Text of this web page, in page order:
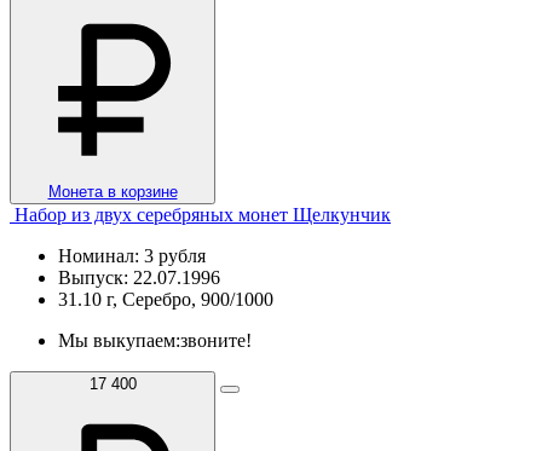
Монета в корзине
Набор из двух серебряных монет Щелкунчик
Номинал: 3 рубля
Выпуск: 22.07.1996
31.10 г, Серебро, 900/1000
Мы выкупаем:звоните!
17 400